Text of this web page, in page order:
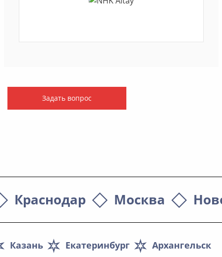
Задать вопрос
Краснодар Москва
Архангельск
Екатеринбург
Казань